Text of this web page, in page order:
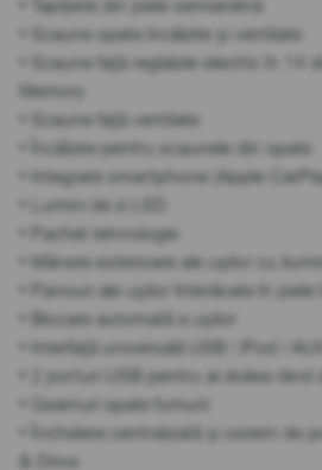
• Tapițerie din piele semianilină
• Scaune spate încălzite și ventilate
• Scaune față reglabile electric în 14
Memory
• Scaune față ventilate
• Încălzire pentru scaunele din spate
• Integrare smartphone (Apple
• Lumini de zi LED
• Pachet tehnologie
• Mânere exterioare ale ușilor cu
• Panouri ale ușilor îmbrăcate în piele
• Blocare automată a ușilor
• Interfață universală USB / iPod / AUX
• 2 porturi USB pentru al doilea rând
• Geamuri spate fumurii
• Închidere centralizată și sistem de
& Drive